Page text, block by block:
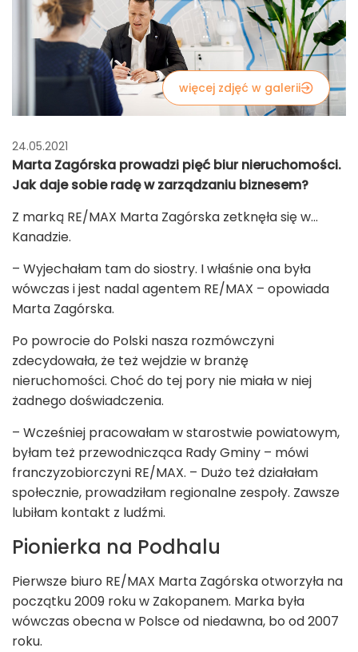
więcej zdjęć w galerii
24.05.2021
Marta Zagórska prowadzi pięć biur nieruchomości.
Jak daje sobie radę w zarządzaniu biznesem?
Z marką RE/MAX Marta Zagórska zetknęła się w...
Kanadzie.
– Wyjechałam tam do siostry. I właśnie ona była
wówczas i jest nadal agentem RE/MAX – opowiada
Marta Zagórska.
Po powrocie do Polski nasza rozmówczyni
zdecydowała, że też wejdzie w branżę
nieruchomości. Choć do tej pory nie miała w niej
żadnego doświadczenia.
– Wcześniej pracowałam w starostwie powiatowym,
byłam też przewodnicząca Rady Gminy – mówi
franczyzobiorczyni RE/MAX. – Dużo też działałam
społecznie, prowadziłam regionalne zespoły. Zawsze
lubiłam kontakt z ludźmi.
Pionierka na Podhalu
Pierwsze biuro RE/MAX Marta Zagórska otworzyła na
początku 2009 roku w Zakopanem. Marka była
wówczas obecna w Polsce od niedawna, bo od 2007
roku.